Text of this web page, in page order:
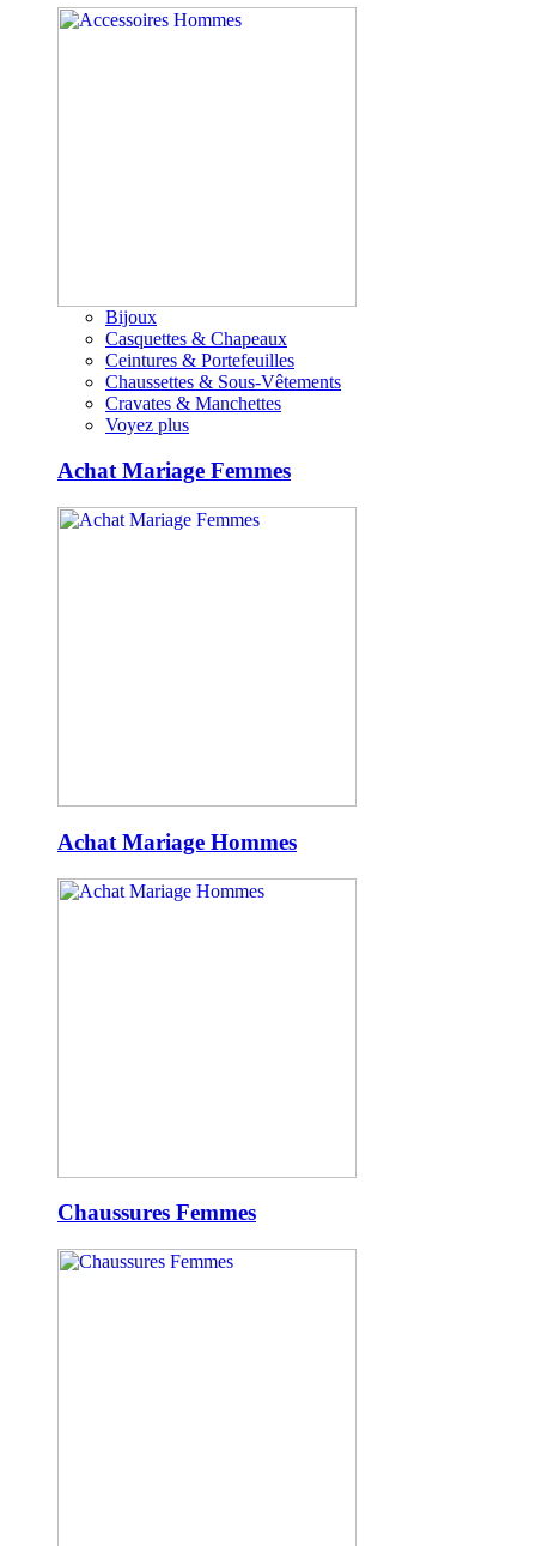
Bijoux
Casquettes & Chapeaux
Ceintures & Portefeuilles
Chaussettes & Sous-Vêtements
Cravates & Manchettes
Voyez plus
Achat Mariage Femmes
Achat Mariage Hommes
Chaussures Femmes